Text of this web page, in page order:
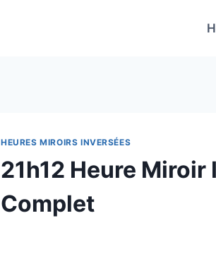
HEURES MIROIRS INVERSÉES
21h12 Heure
Complet